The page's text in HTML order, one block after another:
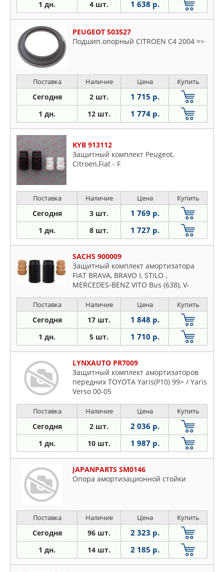
1 дн. 4 шт. 1 638 р.
PEUGEOT 503527
Подшип.опорный CITROEN C4 2004 =>
Поставка Наличие Цена Купить
Сегодня 2 шт. 1 715 р.
1 дн. 12 шт. 1 774 р.
KYB 913112
Защитный комплект Peugeot,
Citroen,Fiat - F
Поставка Наличие Цена Купить
Сегодня 3 шт. 1 769 р.
1 дн. 8 шт. 1 727 р.
SACHS 900009
Защитный комплект амортизатора
FIAT BRAVA, BRAVO I, STILO ,
MERCEDES-BENZ VITO Bus (638), V-
Break, 306 , 309 I (10C, 10A), 309 II (3C,
3A), 405 I Break (15E), 405 I (15B), 405 II
Break (4E), 405 II (4B)
Поставка Наличие Цена Купить
Сегодня 17 шт. 1 848 р.
1 дн. 5 шт. 1 710 р.
LYNXAUTO PR7009
Защитный комплект амортизаторов
передних TOYOTA Yaris(P10) 99> / Yaris
Verso 00-05
Поставка Наличие Цена Купить
Сегодня 2 шт. 2 036 р.
1 дн. 10 шт. 1 987 р.
JAPANPARTS SM0146
Опора амортизационной стойки
Поставка Наличие Цена Купить
Сегодня 96 шт. 2 323 р.
1 дн. 14 шт. 2 185 р.